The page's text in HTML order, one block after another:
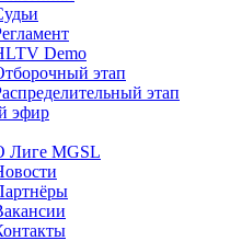
Demo
этап
этап
эфир
Лиге MGSL